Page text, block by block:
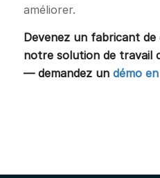
améliorer.
Devenez un fabricant de
notre solution de travail
— demandez un démo